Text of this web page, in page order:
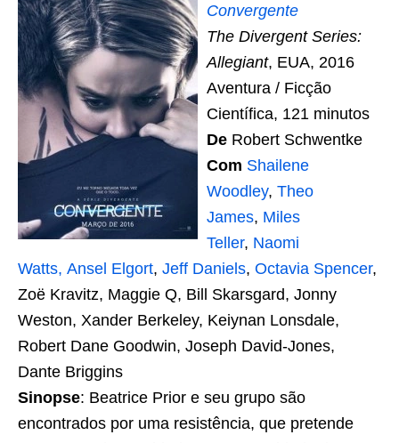
Convergente
The Divergent Series:
Allegiant, EUA, 2016
Aventura / Ficção
Científica, 121 minutos
De Robert Schwentke
Com Shailene
Woodley, Theo
James, Miles
Teller, Naomi
Watts, Ansel Elgort, Jeff Daniels, Octavia Spencer,
Zoë Kravitz, Maggie Q, Bill Skarsgard, Jonny
Weston, Xander Berkeley, Keiynan Lonsdale,
Robert Dane Goodwin, Joseph David-Jones,
Dante Briggins
Sinopse: Beatrice Prior e seu grupo são
encontrados por uma resistência, que pretende